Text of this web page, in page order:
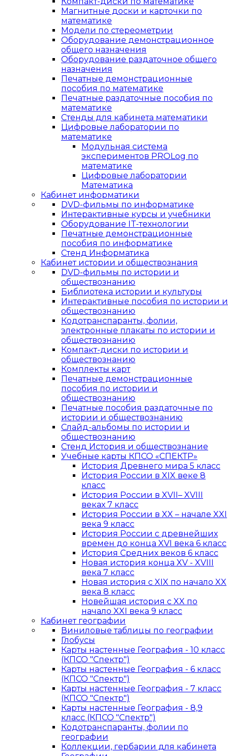
Магнитные доски и карточки по
математике
Модели по стереометрии
Оборудование демонстрационное
общего назначения
Оборудование раздаточное общего
назначения
Печатные демонстрационные
пособия по математике
Печатные раздаточные пособия по
математике
Стенды для кабинета математики
Цифровые лаборатории по
математике
Модульная система
экспериментов PROLog по
математике
Цифровые лаборатории
Математика
Кабинет информатики
DVD-фильмы по информатике
Интерактивные курсы и учебники
Оборудование IT-технологии
Печатные демонстрационные
пособия по информатике
Стенд Информатика
Кабинет истории и обществознания
DVD-фильмы по истории и
обществознанию
Библиотека истории и культуры
Интерактивные пособия по истории и
обществознанию
Кодотранспаранты, фолии,
электронные плакаты по истории и
обществознанию
Компакт-диски по истории и
обществознанию
Комплекты карт
Печатные демонстрационные
пособия по истории и
обществознанию
Печатные пособия раздаточные по
истории и обществознанию
Слайд-альбомы по истории и
обществознанию
Стенд История и обществознание
Учебные карты КПСО «СПЕКТР»
История Древнего мира 5 класс
История России в XIX веке 8
класс
История России в XVII– XVIII
веках 7 класс
История России в XX – начале XXI
века 9 класс
История России с древнейших
времен до конца XVI века 6 класс
История Средних веков 6 класс
Новая история конца XV - XVIII
века 7 класс
Новая история с XIX по начало XX
века 8 класс
Новейшая история с XX по
начало XXI века 9 класс
Кабинет географии
Виниловые таблицы по географии
Глобусы
Карты настенные География - 10 класс
(КПСО "Спектр")
Карты настенные География - 6 класс
(КПСО "Спектр")
Карты настенные География - 7 класс
(КПСО "Спектр")
Карты настенные География - 8,9
класс (КПСО "Спектр")
Кодотранспаранты, фолии по
географии
Коллекции, гербарии для кабинета